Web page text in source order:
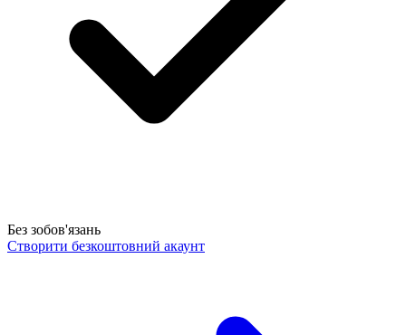
Без зобов'язань
Створити безкоштовний акаунт